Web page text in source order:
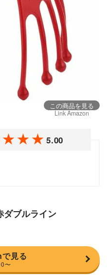
この商品を見る
Link Amazon
5.00
ダブルライン
見る
〜